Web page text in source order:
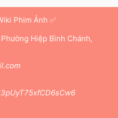
Phim Ảnh ✅
Hiệp Bình Chánh,